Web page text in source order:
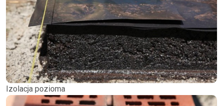
Izolacja pozioma